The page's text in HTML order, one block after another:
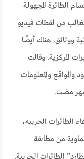
الطائرة المجهولة
من لقطات فيديو
ووثائق. هناك أيضًا
المركزية. وقالت
والمواقع والمعلومات
مضت.
الطائرات الحربية،
من مطابقة
الطائرات الحربية.